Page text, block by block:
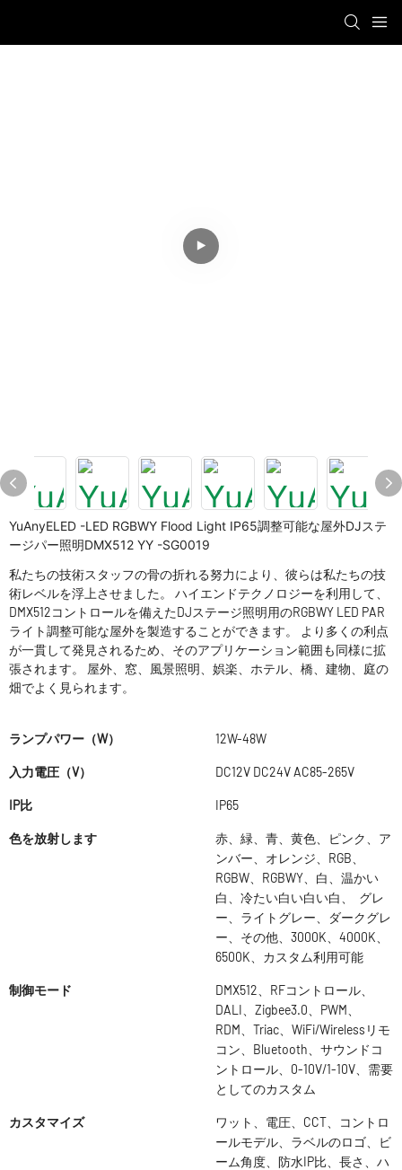
YuAnyELED -LED RGBWY Flood Light IP65調整可能な屋外DJステ
ージパー照明DMX512 YY -SG0019
私たちの技術スタッフの骨の折れる努力により、彼らは私たちの技
術レベルを浮上させました。 ハイエンドテクノロジーを利用して、
DMX512コントロールを備えたDJステージ照明用のRGBWY LED PAR
ライト調整可能な屋外を製造することができます。 より多くの利点
が一貫して発見されるため、そのアプリケーション範囲も同様に拡
張されます。 屋外、窓、風景照明、娯楽、ホテル、橋、建物、庭の
畑でよく見られます。
ランプパワー（W） 12W-48W
入力電圧（V） DC12V DC24V AC85-265V
IP比 IP65
色を放射します
赤、緑、青、黄色、ピンク、ア
ンバー、オレンジ、RGB、
RGBW、RGBWY、白、温かい
白、冷たい白い白い白、 グレ
ー、ライトグレー、ダークグレ
ー、その他、3000K、4000K、
6500K、カスタム利用可能
制御モード
DMX512、RFコントロール、
DALI、Zigbee3.0、PWM、
RDM、Triac、WiFi/Wirelessリモ
コン、Bluetooth、サウンドコ
ントロール、0-10V/1-10V、需要
としてのカスタム
カスタマイズ
ワット、電圧、CCT、コントロ
ールモデル、ラベルのロゴ、ビ
ーム角度、防水IP比、長さ、ハ